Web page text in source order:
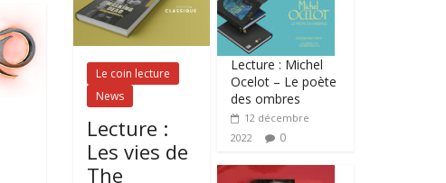
Le coin lecture
News
Lecture :
Les vies de
The
Lecture : Michel
Ocelot – Le poète
des ombres
12 décembre
2022
0